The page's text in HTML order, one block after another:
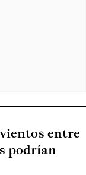
entre
podrían